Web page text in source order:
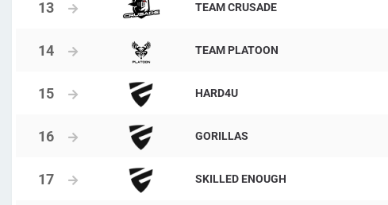
TEAM CRUSADE
TEAM PLATOON
HARD4U
GORILLAS
SKILLED ENOUGH